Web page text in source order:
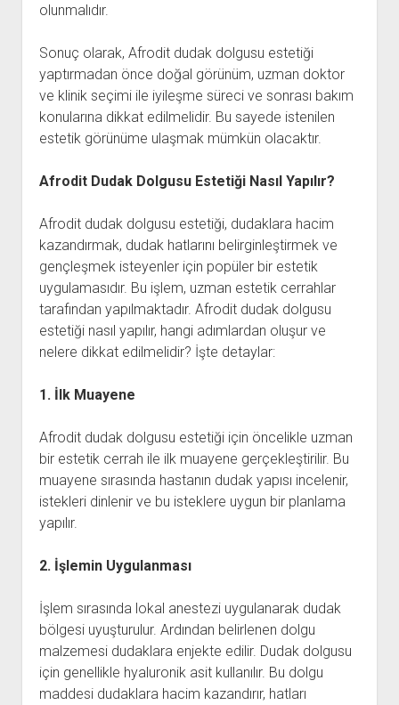
olunmalıdır.
Sonuç olarak, Afrodit dudak dolgusu estetiği
yaptırmadan önce doğal görünüm, uzman doktor
ve klinik seçimi ile iyileşme süreci ve sonrası bakım
konularına dikkat edilmelidir. Bu sayede istenilen
estetik görünüme ulaşmak mümkün olacaktır.
Afrodit Dudak Dolgusu Estetiği Nasıl Yapılır?
Afrodit dudak dolgusu estetiği, dudaklara hacim
kazandırmak, dudak hatlarını belirginleştirmek ve
gençleşmek isteyenler için popüler bir estetik
uygulamasıdır. Bu işlem, uzman estetik cerrahlar
tarafından yapılmaktadır. Afrodit dudak dolgusu
estetiği nasıl yapılır, hangi adımlardan oluşur ve
nelere dikkat edilmelidir? İşte detaylar:
1. İlk Muayene
Afrodit dudak dolgusu estetiği için öncelikle uzman
bir estetik cerrah ile ilk muayene gerçekleştirilir. Bu
muayene sırasında hastanın dudak yapısı incelenir,
istekleri dinlenir ve bu isteklere uygun bir planlama
yapılır.
2. İşlemin Uygulanması
İşlem sırasında lokal anestezi uygulanarak dudak
bölgesi uyuşturulur. Ardından belirlenen dolgu
malzemesi dudaklara enjekte edilir. Dudak dolgusu
için genellikle hyaluronik asit kullanılır. Bu dolgu
maddesi dudaklara hacim kazandırır, hatları